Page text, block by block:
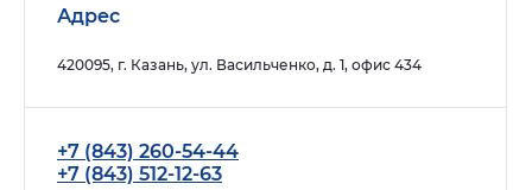
Адрес
420095, г. Казань, ул. Васильченко, д. 1, офис 434
+7 (843) 260-54-44
+7 (843) 512-12-63